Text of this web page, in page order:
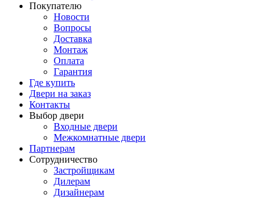
Покупателю
Новости
Вопросы
Доставка
Монтаж
Оплата
Гарантия
Где купить
Двери на заказ
Контакты
Выбор двери
Входные двери
Межкомнатные двери
Партнерам
Сотрудничество
Застройщикам
Дилерам
Дизайнерам